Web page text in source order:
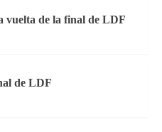
vuelta de la final de LDF
de LDF